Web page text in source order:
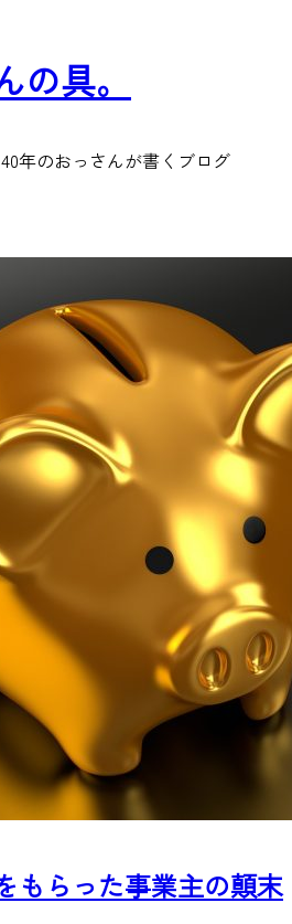
の具。
年のおっさんが書くブログ
もらった事業主の顛末